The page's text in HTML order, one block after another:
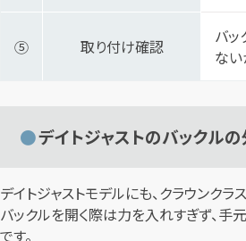
⑤ 取り付け確認
バ
な
デイトジャストのバックル
デイトジャストモデルにも、クラウンクラ
バックルを開く際は力を入れすぎず、手
です。